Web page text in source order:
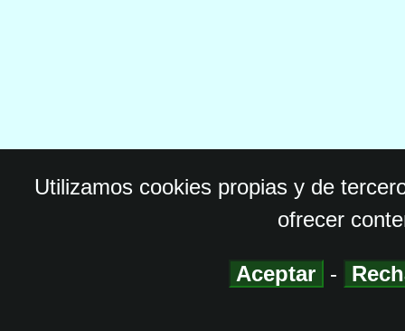
Utilizamos cookies propias y de
ofrecer
Aceptar -